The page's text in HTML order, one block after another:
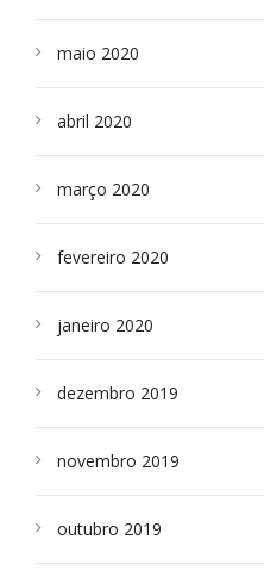
maio 2020
abril 2020
março 2020
fevereiro 2020
janeiro 2020
dezembro 2019
novembro 2019
outubro 2019